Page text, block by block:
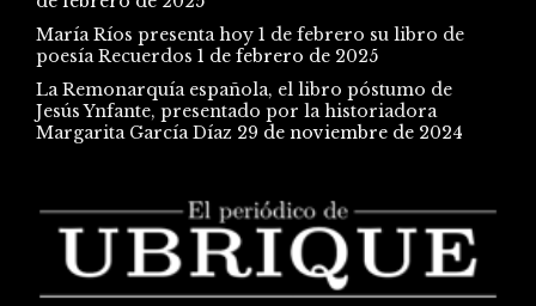
María Ríos presenta hoy 1 de febrero su libro de
poesía Recuerdos 1 de febrero de 2025
La Remonarquía española, el libro póstumo de
Jesús Ynfante, presentado por la historiadora
Margarita García Díaz 29 de noviembre de 2024